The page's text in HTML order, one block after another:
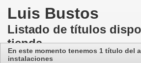
Luis Bustos
Listado de títulos
tienda
En este momento tenemos 1 título del
instalaciones